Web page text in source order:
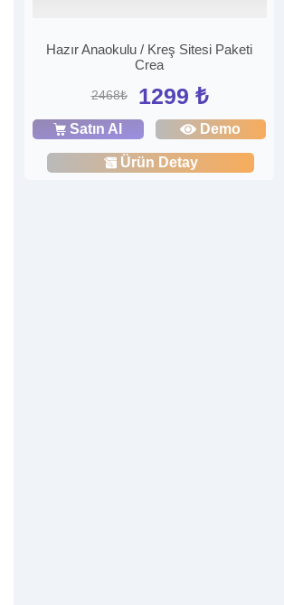
Hazır Anaokulu / Kreş Sitesi Paketi
Crea
2468₺ 1299 ₺
Satın Al Demo
Ürün Detay